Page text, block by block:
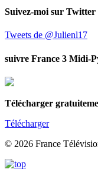
Suivez-moi sur Twitter
Tweets de @Julienl17
suivre France 3 Midi-
Télécharger
Télécharger
© 2026 France